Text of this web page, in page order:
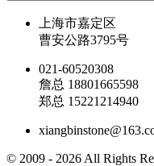
上海市嘉定区
曹安公路3795号
021-60520308
詹总 18801665598
郑总 15221214940
© 2009 - 2026 All Rights